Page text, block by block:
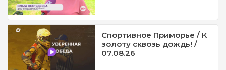
Спортивное Приморье / К
золоту сквозь дождь! /
07.08.26